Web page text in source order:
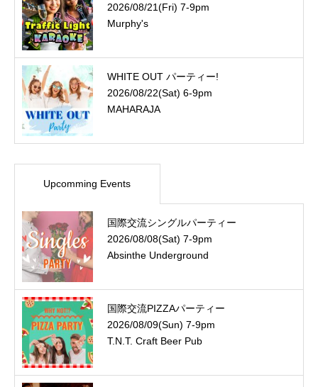
2026/08/21(Fri) 7-9pm
Murphy's
WHITE OUT パーティー!
2026/08/22(Sat) 6-9pm
MAHARAJA
Upcomming Events
国際交流シングルパーティー
2026/08/08(Sat) 7-9pm
Absinthe Underground
国際交流PIZZAパーティー
2026/08/09(Sun) 7-9pm
T.N.T. Craft Beer Pub